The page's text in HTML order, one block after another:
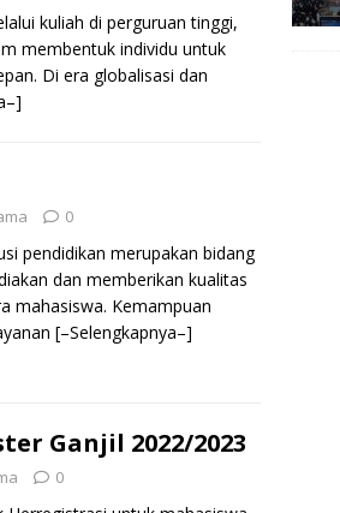
kuliah di perguruan tinggi,
membentuk individu untuk
Di era globalisasi dan
0
pendidikan merupakan bidang
dan memberikan kualitas
mahasiswa. Kemampuan
[–Selengkapnya–]
Ganjil 2022/2023
0